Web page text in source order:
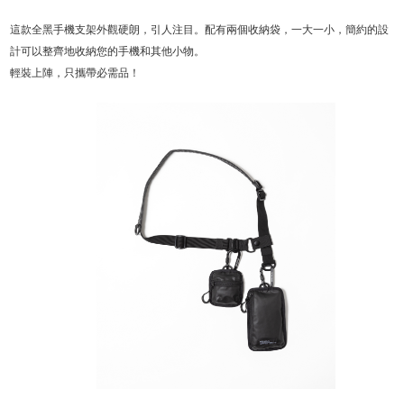
這款全黑手機支架外觀硬朗，引人注目。配有兩個收納袋，一大一小，簡約的設
計可以整齊地收納您的手機和其他小物。
輕裝上陣，只攜帶必需品！